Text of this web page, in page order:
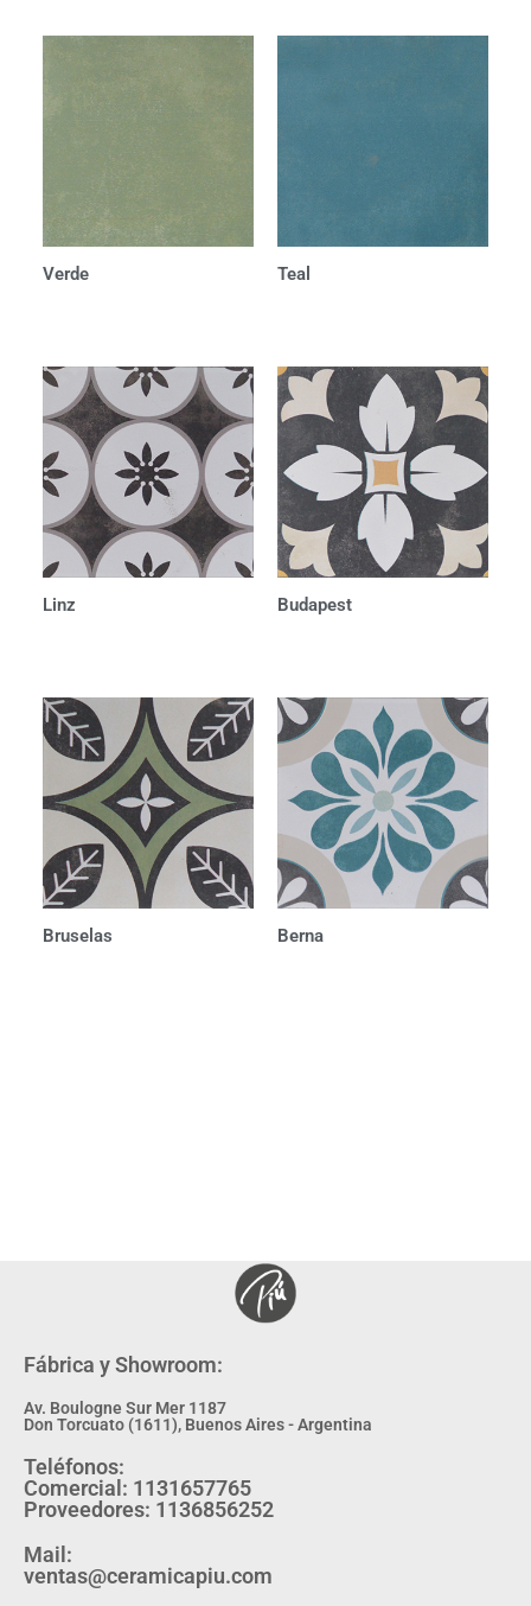
Verde Teal
Linz Budapest
Bruselas Berna
Fábrica y Showroom:
Av. Boulogne Sur Mer 1187
Don Torcuato (1611), Buenos Aires - Argentina
Teléfonos:
Comercial: 1131657765
Proveedores: 1136856252
Mail:
ventas@ceramicapiu.com